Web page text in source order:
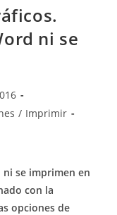
ni se
/ Imprimir
se imprimen en
con la
opciones de